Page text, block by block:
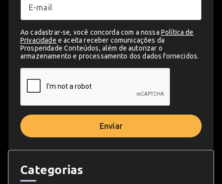
Ao cadastrar-se, você concorda com a nossa Política de
Privacidade e aceita receber comunicações da
Prosperidade Conteúdos, além de autorizar o
armazenamento e processamento dos dados fornecidos.
Enviar
Categorias